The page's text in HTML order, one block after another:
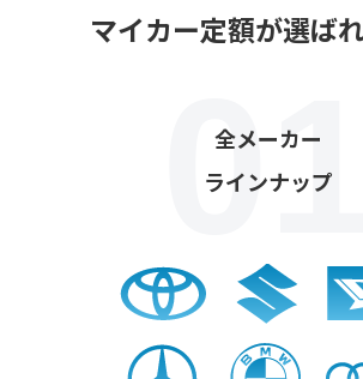
マイカー定額が選ば
全メーカー
ラインナップ